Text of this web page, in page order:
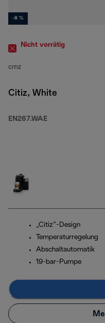
-8 %
Nicht vorrätig
CITIZ
Citiz, White
EN267.WAE
„Citiz”-Design
Temperaturregelung
Abschaltautomatik
19-bar-Pumpe